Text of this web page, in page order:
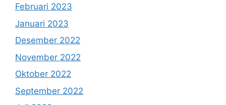
Februari 2023
Januari 2023
Desember 2022
November 2022
Oktober 2022
September 2022